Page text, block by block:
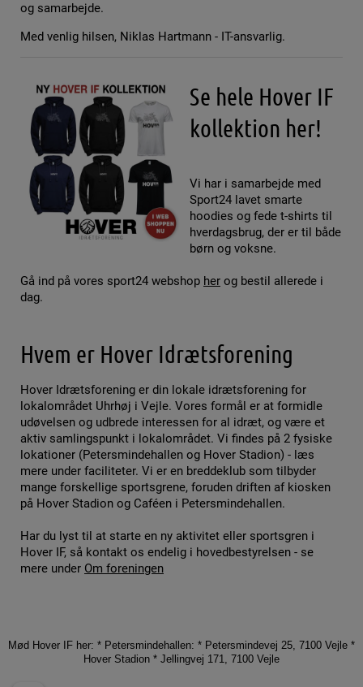
og samarbejde.
Med venlig hilsen, Niklas Hartmann - IT-ansvarlig.
Se hele Hover IF
kollektion her!
Vi har i samarbejde med
Sport24 lavet smarte
hoodies og fede t-shirts til
hverdagsbrug, der er til både
børn og voksne.
Gå ind på vores sport24 webshop her og bestil allerede i
dag.
Hvem er Hover Idrætsforening
Hover Idrætsforening er din lokale idrætsforening for
lokalområdet Uhrhøj i Vejle. Vores formål er at formidle
udøvelsen og udbrede interessen for al idræt, og være et
aktiv samlingspunkt i lokalområdet. Vi findes på 2 fysiske
lokationer (Petersmindehallen og Hover Stadion) - læs
mere under faciliteter. Vi er en breddeklub som tilbyder
mange forskellige sportsgrene, foruden driften af kiosken
på Hover Stadion og Caféen i Petersmindehallen.
Har du lyst til at starte en ny aktivitet eller sportsgren i
Hover IF, så kontakt os endelig i hovedbestyrelsen - se
mere under Om foreningen
Mød Hover IF her: * Petersmindehallen: * Petersmindevej 25, 7100 Vejle *
Hover Stadion * Jellingvej 171, 7100 Vejle